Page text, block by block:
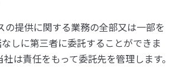
の提供に関する業務の全部又は一部を
しに第三者に委託することができま
は責任をもって委託先を管理します。